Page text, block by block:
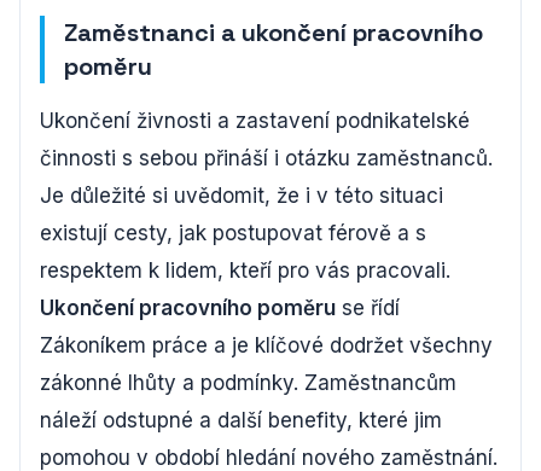
Zaměstnanci a ukončení pracovního
poměru
Ukončení živnosti a zastavení podnikatelské
činnosti s sebou přináší i otázku zaměstnanců.
Je důležité si uvědomit, že i v této situaci
existují cesty, jak postupovat férově a s
respektem k lidem, kteří pro vás pracovali.
Ukončení pracovního poměru se řídí
Zákoníkem práce a je klíčové dodržet všechny
zákonné lhůty a podmínky. Zaměstnancům
náleží odstupné a další benefity, které jim
pomohou v období hledání nového zaměstnání.